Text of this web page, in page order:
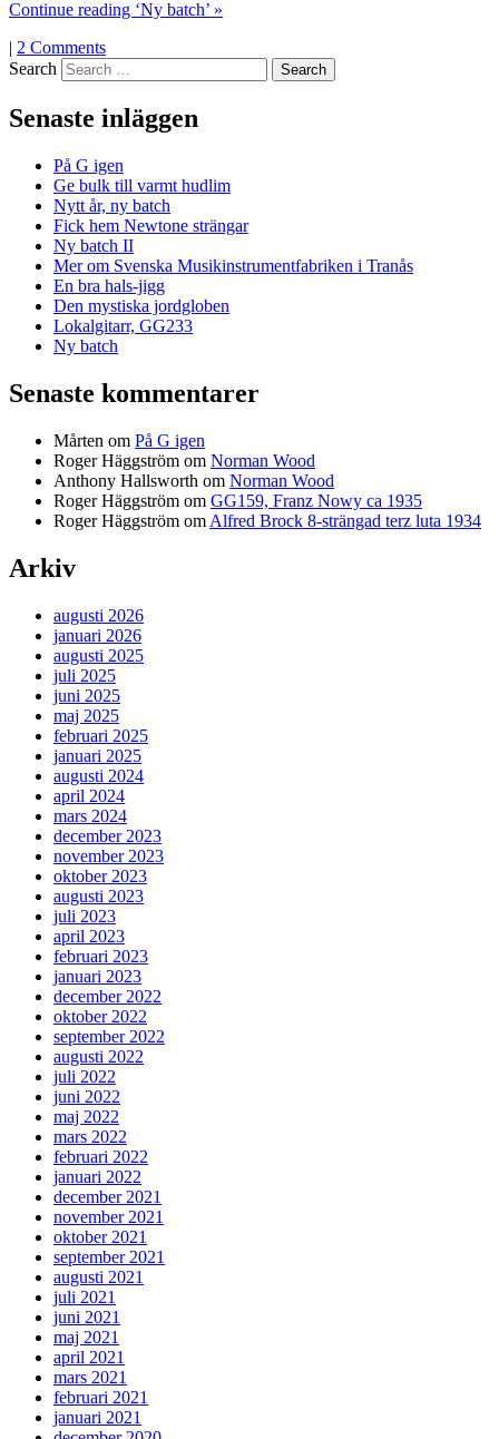
Continue reading ‘Ny batch’ »
| 2 Comments
Search
Senaste inläggen
På G igen
Ge bulk till varmt hudlim
Nytt år, ny batch
Fick hem Newtone strängar
Ny batch II
Mer om Svenska Musikinstrumentfabriken i Tranås
En bra hals-jigg
Den mystiska jordgloben
Lokalgitarr, GG233
Ny batch
Senaste kommentarer
Mårten om På G igen
Roger Häggström om Norman Wood
Anthony Hallsworth om Norman Wood
Roger Häggström om GG159, Franz Nowy ca 1935
Roger Häggström om Alfred Brock 8-strängad terz luta 1934
Arkiv
augusti 2026
januari 2026
augusti 2025
juli 2025
juni 2025
maj 2025
februari 2025
januari 2025
augusti 2024
april 2024
mars 2024
december 2023
november 2023
oktober 2023
augusti 2023
juli 2023
april 2023
februari 2023
januari 2023
december 2022
oktober 2022
september 2022
augusti 2022
juli 2022
juni 2022
maj 2022
mars 2022
februari 2022
januari 2022
december 2021
november 2021
oktober 2021
september 2021
augusti 2021
juli 2021
juni 2021
maj 2021
april 2021
mars 2021
februari 2021
januari 2021